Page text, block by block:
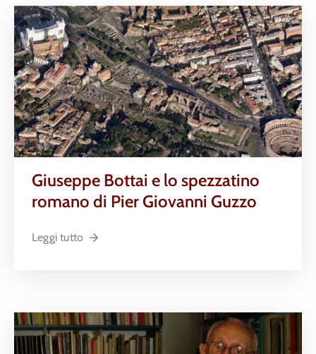
Giuseppe Bottai e lo spezzatino
romano di Pier Giovanni Guzzo
Leggi tutto